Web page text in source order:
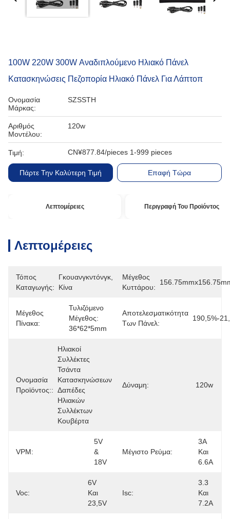
100W 220W 300W Αναδιπλούμενο Ηλιακό Πάνελ
Κατασκηνώσεις Πεζοπορία Ηλιακό Πάνελ Για Λάπτοπ
Ονομασία
Μάρκας:
SZSSTH
Αριθμός
Μοντέλου:
120w
Τιμή: CN¥877.84/pieces 1-999 pieces
Πάρτε Την Καλύτερη Τιμή Επαφή Τώρα
Λεπτομέρειες Περιγραφή Του Προϊόντος
Λεπτομέρειες
Τόπος
Καταγωγής:
Γκουανγκντόνγκ,
Κίνα
Μέγεθος
Κυττάρου:
Μέγεθος
Πίνακα:
Τυλιζόμενο
Μέγεθος:
36*62*5mm
Αποτελεσματικότητα
Των Πάνελ:
190,5%-
Ονομασία
Προϊόντος::
Ηλιακοί
Συλλέκτες
Τσάντα
Κατασκηνώσεων
Δαπέδες
Ηλιακών
Συλλέκτων
Κουβέρτα
Δύναμη: 120w
VPM:
5V
&
18V
Μέγιστο Ρεύμα:
3Α
Και
6.6Α
Voc:
6V
Και
23,5V
Isc:
3.3
Και
7.2Α